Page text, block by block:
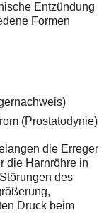
Entzündung
Formen
(Prostatodynie)
die Erreger
die Harnröhre in
des
Druck beim